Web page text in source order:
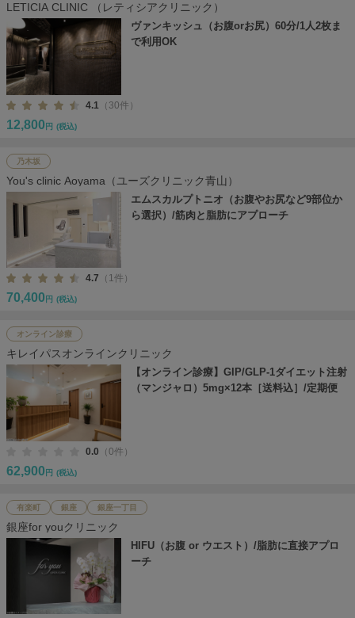
LETICIA CLINIC （レティシアクリニック）
ヴァンキッシュ（お腹orお尻）60分/1人2枚ま
で利用OK
4.1 （30件）
12,800 円 (税込)
乃木坂
You's clinic Aoyama（ユーズクリニック青山）
エムスカルプトニオ（お腹やお尻など9部位か
ら選択）/筋肉と脂肪にアプローチ
4.7 （1件）
70,400 円 (税込)
オンライン診療
キレイパスオンラインクリニック
【オンライン診療】GIP/GLP-1ダイエット注射
（マンジャロ）5mg×12本［送料込］/定期便
0.0 （0件）
62,900 円 (税込)
有楽町 銀座 銀座一丁目
銀座for youクリニック
HIFU（お腹 or ウエスト）/脂肪に直接アプロ
ーチ